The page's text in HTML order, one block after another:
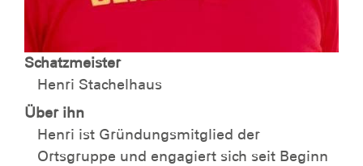
Schatzmeister
Henri Stachelhaus
Über ihn
Henri ist Gründungsmitglied der
Ortsgruppe und engagiert sich seit Beginn